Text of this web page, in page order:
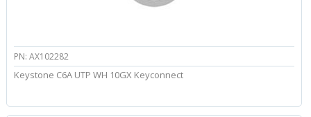
PN: AX102282
Keystone C6A UTP WH 10GX Keyconnect